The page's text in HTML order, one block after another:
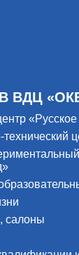
ВДЦ
салоны